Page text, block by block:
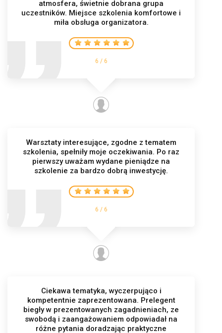
atmosfera, świetnie dobrana grupa
uczestników. Miejsce szkolenia komfortowe i
miła obsługa organizatora.
6 / 6
Warsztaty interesujące, zgodne z tematem
szkolenia, spełniły moje oczekiwania. Po raz
pierwszy uważam wydane pieniądze na
szkolenie za bardzo dobrą inwestycję.
6 / 6
Ciekawa tematyka, wyczerpująco i
kompetentnie zaprezentowana. Prelegent
biegły w prezentowanych zagadnieniach, ze
swobodą i zaangażowaniem odpowiadał na
różne pytania doradzając praktyczne